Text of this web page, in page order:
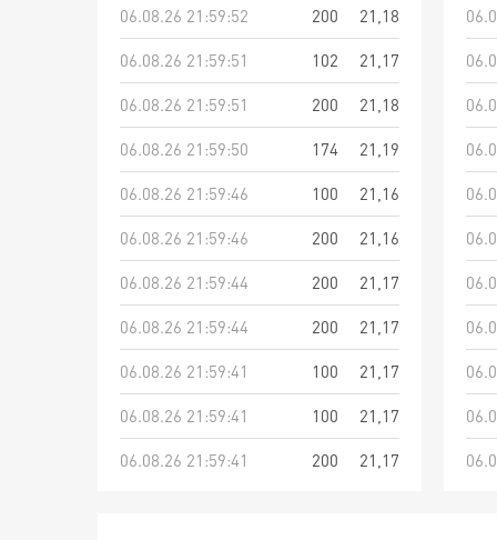
06.08.26 21:59:52
200
21,18
06.08.26 21:59:51
102
21,17
06.08.26 21:59:51
200
21,18
06.08.26 21:59:50
174
21,19
06.08.26 21:59:46
100
21,16
06.08.26 21:59:46
200
21,16
06.08.26 21:59:44
200
21,17
06.08.26 21:59:44
200
21,17
06.08.26 21:59:41
100
21,17
06.08.26 21:59:41
100
21,17
06.08.26 21:59:41
200 21,17